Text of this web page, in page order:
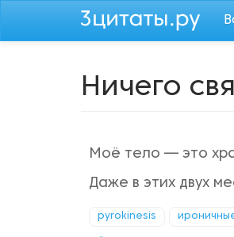
Ничего
Моё тело — это
Даже в этих двух
pyrokinesis